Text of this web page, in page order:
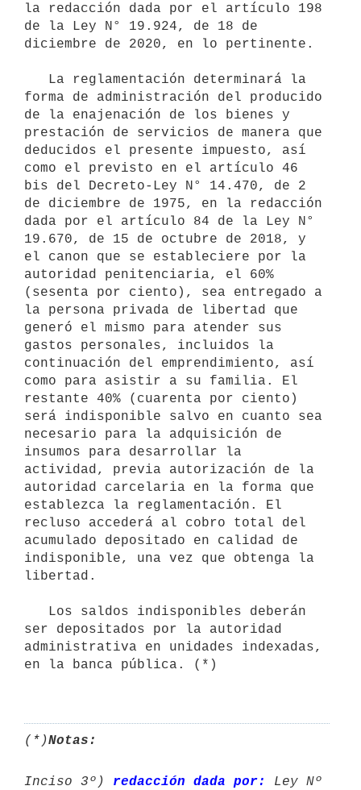
la redacción dada por el artículo 198
de la Ley N° 19.924, de 18 de
diciembre de 2020, en lo pertinente.
forma de administración del producido
de la enajenación de los bienes y
prestación de servicios de manera que
deducidos el presente impuesto, así
como el previsto en el artículo 46
bis del Decreto-Ley N° 14.470, de 2
de diciembre de 1975, en la redacción
dada por el artículo 84 de la Ley N°
19.670, de 15 de octubre de 2018, y
el canon que se estableciere por la
autoridad penitenciaria, el 60%
(sesenta por ciento), sea entregado a
la persona privada de libertad que
generó el mismo para atender sus
gastos personales, incluidos la
continuación del emprendimiento, así
como para asistir a su familia. El
restante 40% (cuarenta por ciento)
será indisponible salvo en cuanto sea
necesario para la adquisición de
insumos para desarrollar la
actividad, previa autorización de la
autoridad carcelaria en la forma que
establezca la reglamentación. El
recluso accederá al cobro total del
acumulado depositado en calidad de
indisponible, una vez que obtenga la
libertad.
ser depositados por la autoridad
administrativa en unidades indexadas,
en la banca pública. (*)
(*)Notas:
Inciso 3º) redacción dada por: Ley Nº